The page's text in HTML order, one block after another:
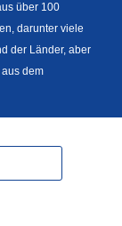
über 100
darunter viele
der Länder, aber
dem